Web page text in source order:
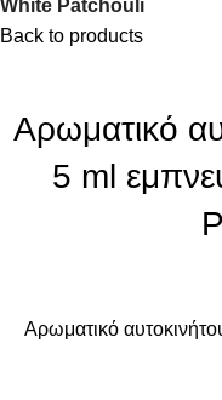
White Patchouli
Back to products
Αρωματικό
5 ml
Αρωματικό